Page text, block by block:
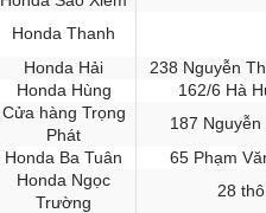
Honda Thanh
Honda Hải
238 Nguyễn
Honda Hùng
162/6 Hà
Cửa hàng Trọng
Phát
187
Honda Ba Tuân
65 Phạm
Honda Ngọc
Trường
28